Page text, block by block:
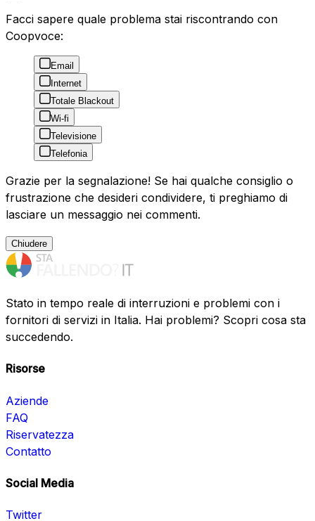
Facci sapere quale problema stai riscontrando con
Coopvoce:
Email
Internet
Totale Blackout
Wi-fi
Televisione
Telefonia
Grazie per la segnalazione! Se hai qualche consiglio o
frustrazione che desideri condividere, ti preghiamo di
lasciare un messaggio nei commenti.
Chiudere
Stato in tempo reale di interruzioni e problemi con i
fornitori di servizi in Italia. Hai problemi? Scopri cosa sta
succedendo.
Risorse
Aziende
FAQ
Riservatezza
Contatto
Social Media
Twitter